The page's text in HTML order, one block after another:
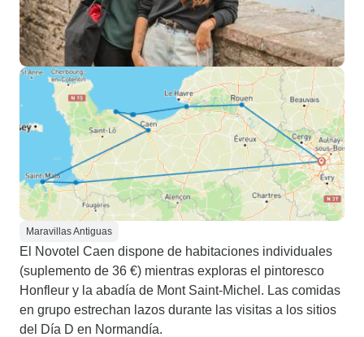
Maravillas Antiguas
El Novotel Caen dispone de habitaciones individuales
(suplemento de 36 €) mientras exploras el pintoresco
Honfleur y la abadía de Mont Saint-Michel. Las comidas
en grupo estrechan lazos durante las visitas a los sitios
del Día D en Normandía.